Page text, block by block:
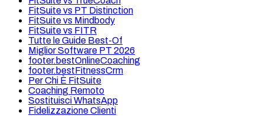
FitSuite vs PT Distinction
FitSuite vs Mindbody
FitSuite vs FITR
Tutte le Guide Best-Of
Miglior Software PT 2026
footer.bestOnlineCoaching
footer.bestFitnessCrm
Per Chi È FitSuite
Coaching Remoto
Sostituisci WhatsApp
Fidelizzazione Clienti